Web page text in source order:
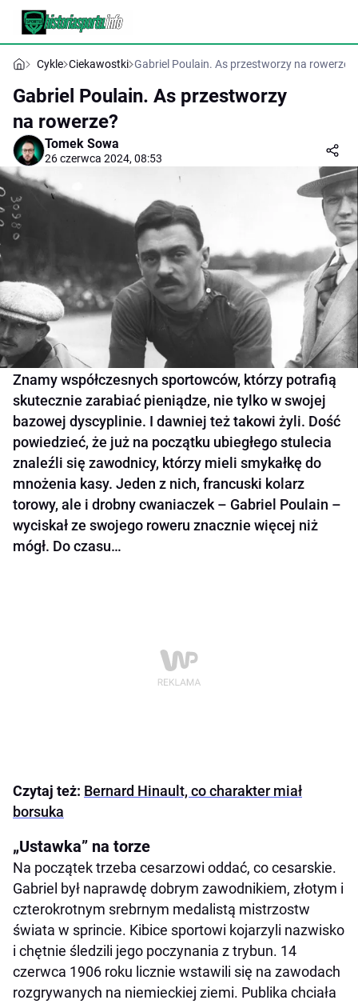
Cykle Ciekawostki Gabriel Poulain. As przestworzy na rowerze?
Gabriel Poulain. As przestworzy
na rowerze?
Tomek Sowa
26 czerwca 2024, 08:53
Znamy współczesnych sportowców, którzy potrafią
skutecznie zarabiać pieniądze, nie tylko w swojej
bazowej dyscyplinie. I dawniej też takowi żyli. Dość
powiedzieć, że już na początku ubiegłego stulecia
znaleźli się zawodnicy, którzy mieli smykałkę do
mnożenia kasy. Jeden z nich, francuski kolarz
torowy, ale i drobny cwaniaczek – Gabriel Poulain –
wyciskał ze swojego roweru znacznie więcej niż
mógł. Do czasu…
Czytaj też: Bernard Hinault, co charakter miał
borsuka
„Ustawka” na torze
Na początek trzeba cesarzowi oddać, co cesarskie.
Gabriel był naprawdę dobrym zawodnikiem, złotym i
czterokrotnym srebrnym medalistą mistrzostw
świata w sprincie. Kibice sportowi kojarzyli nazwisko
i chętnie śledzili jego poczynania z trybun. 14
czerwca 1906 roku licznie wstawili się na zawodach
rozgrywanych na niemieckiej ziemi. Publika chciała